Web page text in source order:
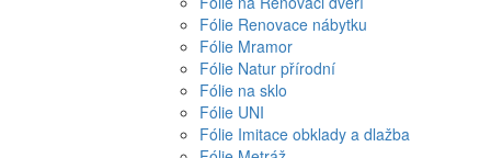
Fólie Renovace nábytku
Fólie Mramor
Fólie Natur přírodní
Fólie na sklo
Fólie UNI
Fólie Imitace obklady a dlažba